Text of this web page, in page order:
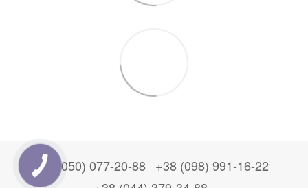
+38 (050) 077-20-88 +38 (098) 991-16-22